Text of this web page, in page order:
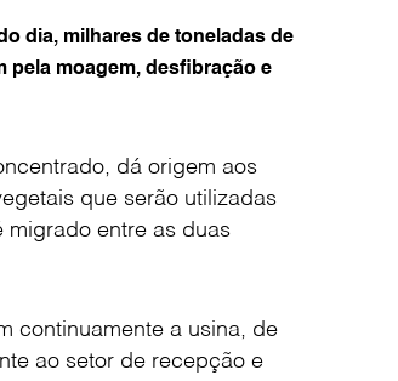
dia, milhares de toneladas de
pela moagem, desfibração e
dá origem aos
que serão utilizadas
migrado entre as duas
continuamente a usina, de
ao setor de recepção e